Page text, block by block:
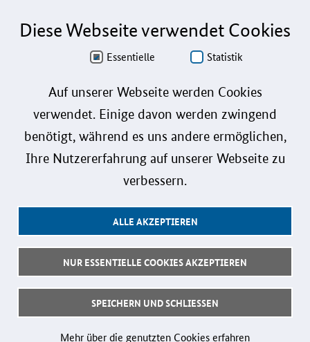
Aus Gründen der besseren Lesbarkeit wird auf die gleichzeitige Verwendung der
Personenbezeichnungen gelten gleichermaßen für alle Geschlechter.
Datenschutz
Barrierefreiheit
Gebärdensprache
Follow us:
Diese Webseite verwendet Cookies
Essentielle Statistik
Auf unserer Webseite werden Cookies
verwendet. Einige davon werden zwingend
benötigt, während es uns andere ermöglichen,
Ihre Nutzererfahrung auf unserer Webseite zu
verbessern.
ALLE AKZEPTIEREN
NUR ESSENTIELLE COOKIES AKZEPTIEREN
SPEICHERN UND SCHLIESSEN
Mehr über die genutzten Cookies erfahren